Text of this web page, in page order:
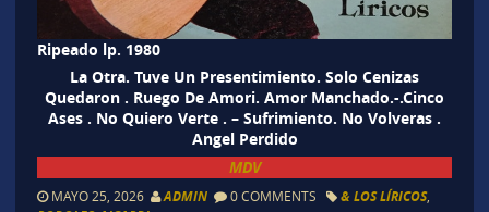
Ripeado lp. 1980
La Otra. Tuve Un Presentimiento. Solo Cenizas
Quedaron . Ruego De Amori. Amor Manchado.-.Cinco
Ases . No Quiero Verte . – Sufrimiento. No Volveras .
Angel Perdido
MDV
MAYO 25, 2026 ADMIN 0 COMMENTS & LOS LÍRICOS,